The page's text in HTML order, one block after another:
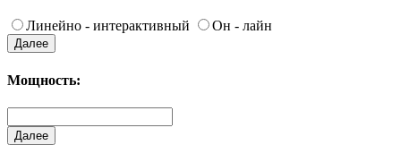
Линейно - интерактивный Он - лайн
Далее
Мощность:
Далее